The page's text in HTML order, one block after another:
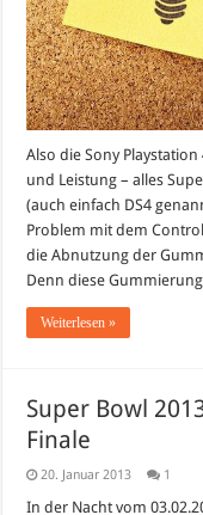
Also die Sony
und Leistung – alles
(auch einfach DS4
Problem mit dem
die Abnutzung der
Denn diese
Weiterlesen »
Super Bowl
Finale
20. Januar 2013 1
In der Nacht vom